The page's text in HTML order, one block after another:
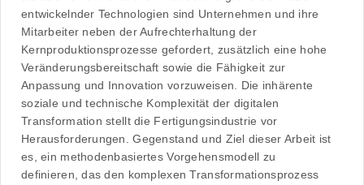
entwickelnder Technologien sind Unternehmen und ihre
Mitarbeiter neben der Aufrechterhaltung der
Kernproduktionsprozesse gefordert, zusätzlich eine hohe
Veränderungsbereitschaft sowie die Fähigkeit zur
Anpassung und Innovation vorzuweisen. Die inhärente
soziale und technische Komplexität der digitalen
Transformation stellt die Fertigungsindustrie vor
Herausforderungen. Gegenstand und Ziel dieser Arbeit ist
es, ein methodenbasiertes Vorgehensmodell zu
definieren, das den komplexen Transformationsprozess